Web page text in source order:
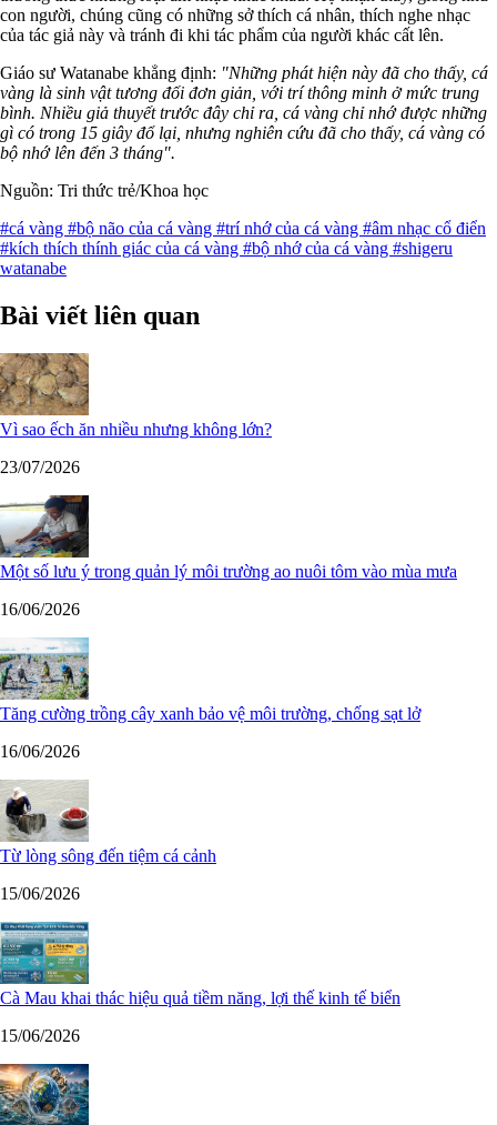
con người, chúng cũng có những sở thích cá nhân, thích nghe nhạc
của tác giả này và tránh đi khi tác phẩm của người khác cất lên.
Giáo sư Watanabe khẳng định: "Những phát hiện này đã cho thấy, cá
vàng là sinh vật tương đối đơn giản, với trí thông minh ở mức trung
bình. Nhiều giả thuyết trước đây chỉ ra, cá vàng chỉ nhớ được những
gì có trong 15 giây đổ lại, nhưng nghiên cứu đã cho thấy, cá vàng có
bộ nhớ lên đến 3 tháng".
Nguồn: Tri thức trẻ/Khoa học
#cá vàng #bộ não của cá vàng #trí nhớ của cá vàng #âm nhạc cổ điển
#kích thích thính giác của cá vàng #bộ nhớ của cá vàng #shigeru
watanabe
Bài viết liên quan
Vì sao ếch ăn nhiều nhưng không lớn?
23/07/2026
Một số lưu ý trong quản lý môi trường ao nuôi tôm vào mùa mưa
16/06/2026
Tăng cường trồng cây xanh bảo vệ môi trường, chống sạt lở
16/06/2026
Từ lòng sông đến tiệm cá cảnh
15/06/2026
Cà Mau khai thác hiệu quả tiềm năng, lợi thế kinh tế biển
15/06/2026